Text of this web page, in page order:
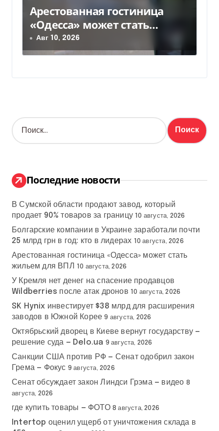
Арестованная гостиница
«Одесса» может стать
жильем для ВПЛ
Авг 10, 2026
Н
а
:
Последние новости
В Сумской области продают завод, который
продает 90% товаров за границу 10 августа, 2026
Болгарские компании в Украине заработали почти
25 млрд грн в год: кто в лидерах 10 августа, 2026
Арестованная гостиница «Одесса» может стать
жильем для ВПЛ
10 августа, 2026
У Кремля нет денег на спасение продавцов
Wildberries после атак дронов 10 августа, 2026
SK Hynix инвестирует $38 млрд для расширения
заводов в Южной Корее 9 августа, 2026
Октябрьский дворец в Киеве вернут государству —
решение суда — Delo.ua 9 августа, 2026
Санкции США против РФ — Сенат одобрил закон
Грема — Фокус 9 августа, 2026
Сенат обсуждает закон Линдси Грэма — видео 8
августа, 2026
где купить товары — ФОТО 8 августа, 2026
Intertop оценил ущерб от уничтожения склада в